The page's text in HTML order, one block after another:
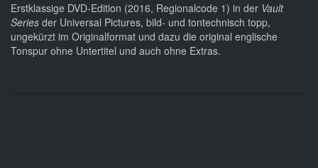
Erstklassige DVD-Edition (2016, Regionalcode 1) in der Vault
Series der Universal Pictures, bild- und tontechnisch topp,
ungekürzt im Originalformat und dazu die original englische
Tonspur ohne Untertitel und auch ohne Extras.